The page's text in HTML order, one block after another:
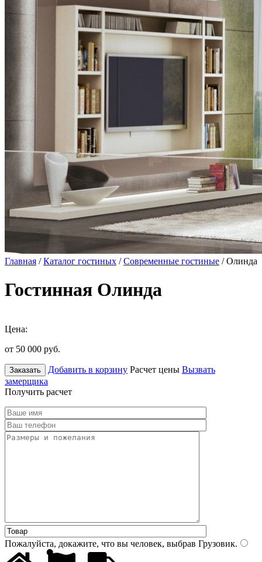
Главная /Каталог гостиных /Современные гостиные / Олинда
Гостинная Олинда
Цена:
от 50 000 руб.
Заказать Добавить в корзину Расчет цены Вызвать
замерщика
Получить расчет
Пожалуйста, докажите, что вы человек, выбрав Грузовик.